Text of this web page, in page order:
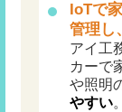
IoTで
管理し
アイ工
カーで
や照明
やすい